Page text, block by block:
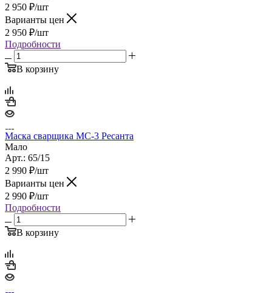
2 950 ₽/шт
Варианты цен
2 950 ₽/шт
Подробности
В корзину
Маска сварщика МС-3 Ресанта
Мало
Арт.: 65/15
2 990 ₽/шт
Варианты цен
2 990 ₽/шт
Подробности
В корзину